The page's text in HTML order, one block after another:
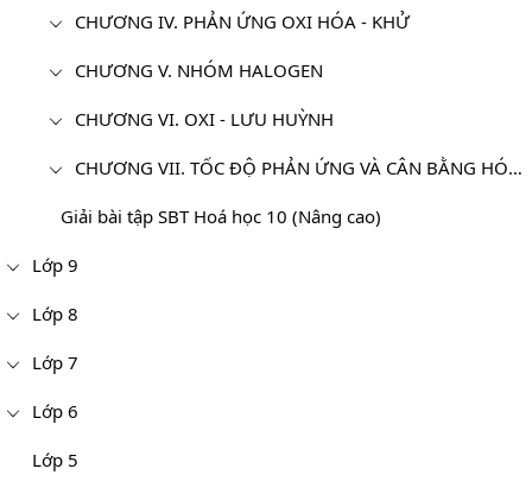
CHƯƠNG IV. PHẢN ỨNG OXI HÓA - KHỬ
CHƯƠNG V. NHÓM HALOGEN
CHƯƠNG VI. OXI - LƯU HUỲNH
CHƯƠNG VII. TỐC ĐỘ PHẢN ỨNG VÀ CÂN BẰNG HÓA HỌC
Giải bài tập SBT Hoá học 10 (Nâng cao)
Lớp 9
Lớp 8
Lớp 7
Lớp 6
Lớp 5